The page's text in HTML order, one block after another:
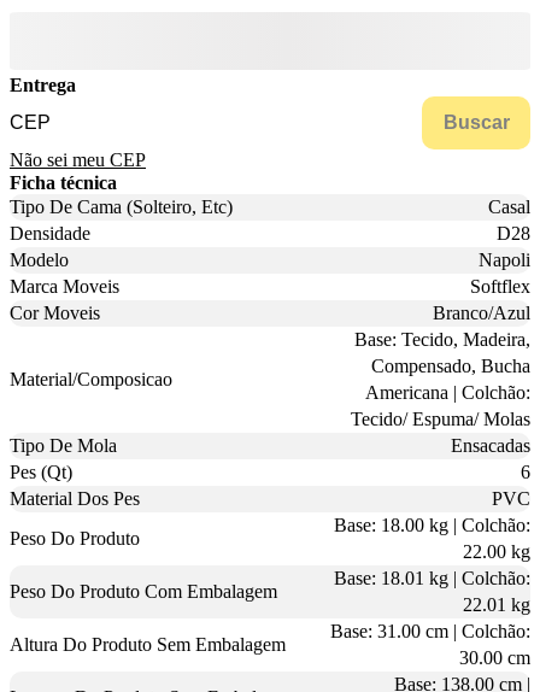
Entrega
Buscar
Não sei meu CEP
Ficha técnica
Tipo De Cama (Solteiro, Etc)
Casal
Densidade
D28
Modelo
Napoli
Marca Moveis
Softflex
Cor Moveis
Branco/Azul
Material/Composicao
Base: Tecido, Madeira,
Compensado, Bucha
Americana | Colchão:
Tecido/ Espuma/ Molas
Tipo De Mola
Ensacadas
Pes (Qt)
6
Material Dos Pes
PVC
Peso Do Produto
Base: 18.00 kg | Colchão:
22.00 kg
Peso Do Produto Com Embalagem
Base: 18.01 kg | Colchão:
22.01 kg
Altura Do Produto Sem Embalagem
Base: 31.00 cm | Colchão:
30.00 cm
Base: 138.00 cm |